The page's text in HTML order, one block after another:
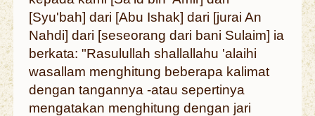
[Syu'bah] dari [Abu Ishak] dari [jurai An
Nahdi] dari [seseorang dari bani Sulaim] ia
berkata: "Rasulullah shallallahu 'alaihi
wasallam menghitung beberapa kalimat
dengan tangannya -atau sepertinya
mengatakan menghitung dengan jari